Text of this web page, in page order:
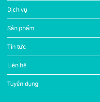
Dịch vụ
Sản phẩm
Tin tức
Liên hệ
Tuyển dụng